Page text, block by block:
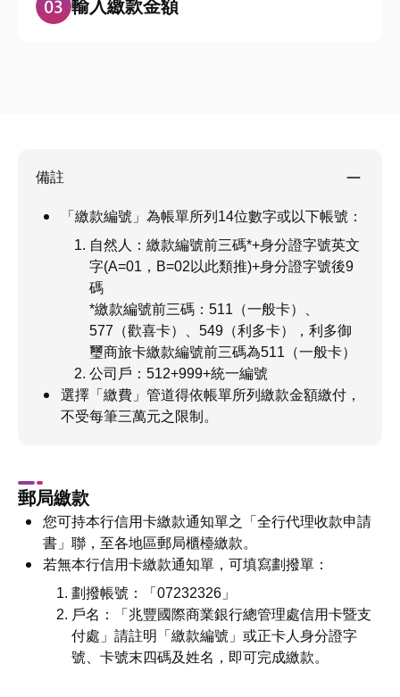
輸入繳款金額
備註
「繳款編號」為帳單所列14位數字或以下帳號：
自然人：繳款編號前三碼*+身分證字號英文
字(A=01，B=02以此類推)+身分證字號後9
碼
*繳款編號前三碼：511（一般卡）、
577（歡喜卡）、549（利多卡），利多御
璽商旅卡繳款編號前三碼為511（一般卡）
公司戶：512+999+統一編號
選擇「繳費」管道得依帳單所列繳款金額繳付，
不受每筆三萬元之限制。
郵局繳款
您可持本行信用卡繳款通知單之「全行代理收款申請
書」聯，至各地區郵局櫃檯繳款。
若無本行信用卡繳款通知單，可填寫劃撥單：
劃撥帳號：「07232326」
戶名：「兆豐國際商業銀行總管理處信用卡暨支
付處」請註明「繳款編號」或正卡人身分證字
號、卡號末四碼及姓名，即可完成繳款。